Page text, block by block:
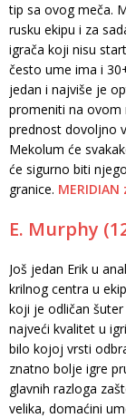
tip sa ovog meča.
rusku ekipu i za
igrača koji nisu
često ume ima i
jedan i najviše je
promeniti na ovom
prednost dovoljno
Mekolum će
će sigurno biti
granice.
E. Murphy
Još jedan Erik u
krilnog centra u
koji je odličan
najveći kvalitet u
bilo kojoj vrsti
znatno bolje igre
glavnih razloga
velika, domaćini